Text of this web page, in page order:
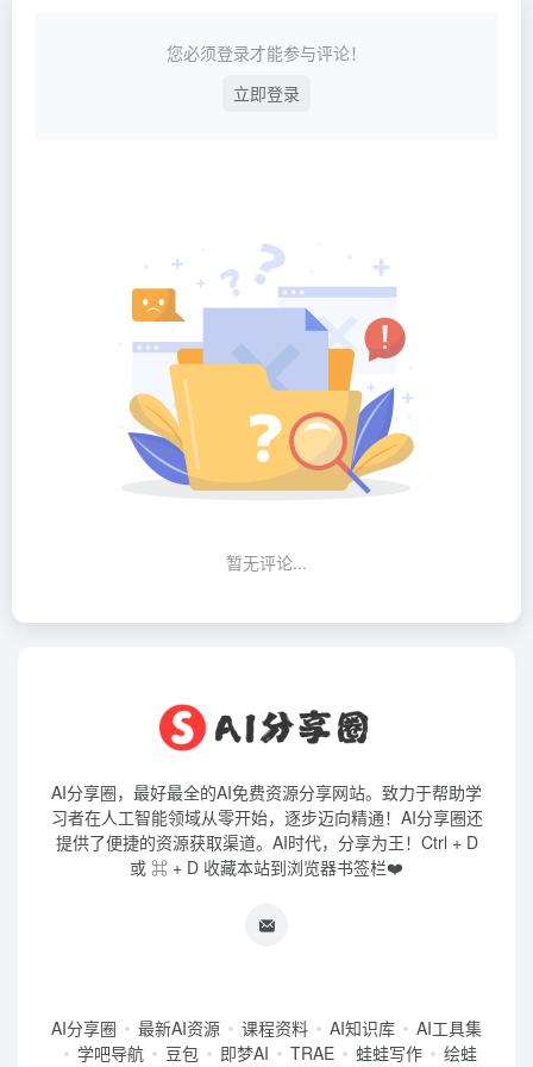
您必须登录才能参与评论！
立即登录
暂无评论...
AI分享圈，最好最全的AI免费资源分享网站。致力于帮助学
习者在人工智能领域从零开始，逐步迈向精通！AI分享圈还
提供了便捷的资源获取渠道。AI时代，分享为王！Ctrl + D
或 ⌘ + D 收藏本站到浏览器书签栏❤️
AI分享圈 最新AI资源 课程资料 AI知识库
AI工具集
学吧导航
豆包 即梦AI TRAE 蛙蛙写作
绘蛙